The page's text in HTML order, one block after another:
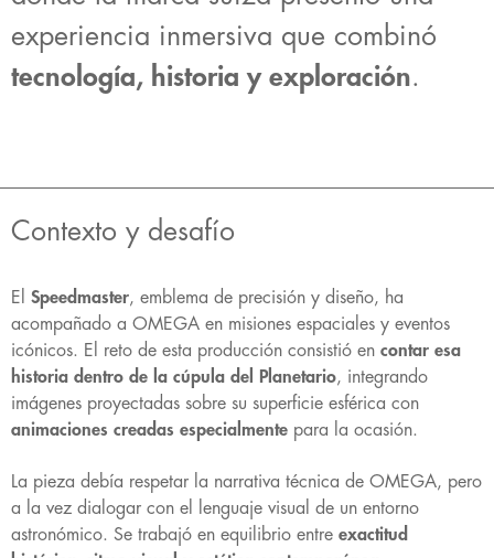
experiencia inmersiva que combinó
tecnología, historia y exploración.
Contexto y desafío
El Speedmaster, emblema de precisión y diseño, ha
acompañado a OMEGA en misiones espaciales y eventos
icónicos. El reto de esta producción consistió en contar esa
historia dentro de la cúpula del Planetario, integrando
imágenes proyectadas sobre su superficie esférica con
animaciones creadas especialmente para la ocasión.
La pieza debía respetar la narrativa técnica de OMEGA, pero
a la vez dialogar con el lenguaje visual de un entorno
astronómico. Se trabajó en equilibrio entre exactitud